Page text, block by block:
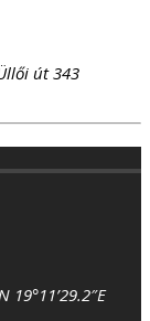
út 343
19°11’29.2″E